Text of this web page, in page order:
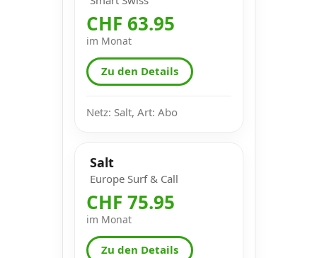
CHF 63.95
im Monat
Zu den Details
Netz: Salt, Art: Abo
Salt
Europe Surf & Call
CHF 75.95
im Monat
Zu den Details